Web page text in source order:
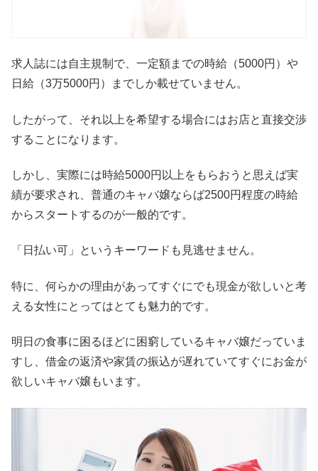
求人誌には自主規制で、一定額までの時給（5000円）や
日給（3万5000円）までしか載せていません。
したがって、それ以上を希望する場合にはお店と直接交渉
することになります。
しかし、実際には時給5000円以上をもらおうと思えば実
績が要求され、普通のキャバ嬢ならば2500円程度の時給
からスタートするのが一般的です。
「日払い可」というキーワードも見逃せません。
特に、何らかの理由があってすぐにでも現金が欲しいと考
える女性にとってはとても魅力的です。
明日の食事に困るほどに困窮しているキャバ嬢だっていま
すし、借金の返済や家賃の振込が遅れていてすぐにお金が
欲しいキャバ嬢もいます。